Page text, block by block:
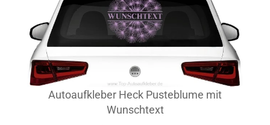
Autoaufkleber Heck Pusteblume mit
Wunschtext